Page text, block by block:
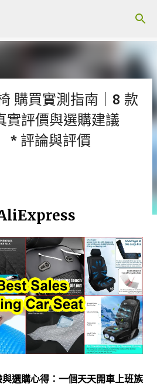
購買實測指南｜8 款
實評價與選購建議
* 評論與評價
選購心得：一個天天開車上班族